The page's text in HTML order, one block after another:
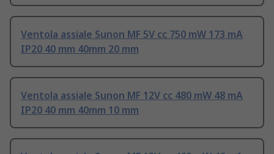
Ventola assiale Sunon MF 5V cc 750 mW 173 mA
IP20 40 mm 40mm 20 mm
Ventola assiale Sunon MF 12V cc 480 mW 48 mA
IP20 40 mm 40mm 10 mm